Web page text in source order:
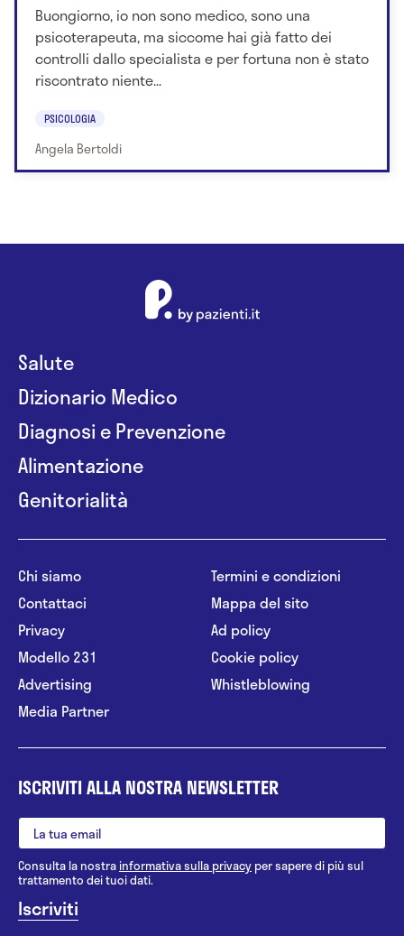
Buongiorno, io non sono medico, sono una
psicoterapeuta, ma siccome hai già fatto dei
controlli dallo specialista e per fortuna non è stato
riscontrato niente...
PSICOLOGIA
Angela Bertoldi
Salute
Dizionario Medico
Diagnosi e Prevenzione
Alimentazione
Genitorialità
Chi siamo
Contattaci
Privacy
Modello 231
Advertising
Media Partner
Termini e condizioni
Mappa del sito
Ad policy
Cookie policy
Whistleblowing
ISCRIVITI ALLA NOSTRA NEWSLETTER
Consulta la nostrainformativa sulla privacy per sapere di più sul
trattamento dei tuoi dati.